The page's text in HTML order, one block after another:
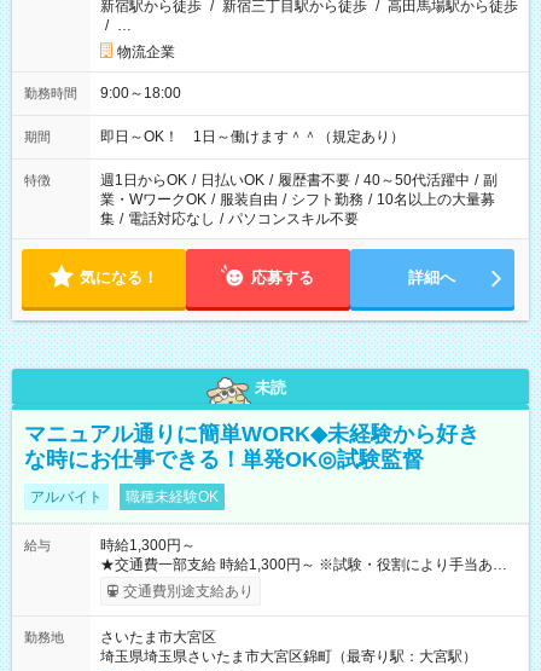
新宿駅から徒歩 / 新宿三丁目駅から徒歩 / 高田馬場駅から徒歩
/ …
物流企業
勤務時間 9:00～18:00
期間 即日～OK！ 1日～働けます＾＾（規定あり）
特徴 週1日からOK / 日払いOK / 履歴書不要 / 40～50代活躍中 / 副
業・WワークOK / 服装自由 / シフト勤務 / 10名以上の大量募
集 / 電話対応なし / パソコンスキル不要
気になる！ 応募する 詳細へ
未読
マニュアル通りに簡単WORK◆未経験から好き
な時にお仕事できる！単発OK◎試験監督
アルバイト 職種未経験OK
給与
時給1,300円～
★交通費一部支給 時給1,300円～ ※試験・役割により手当あり
※勤務回数により昇給あり 【即給（前払い）オプションあ
り！】 希望される場合、勤務から1週間ほどで給与の一部を受け
例】 ・河合塾模擬試験 8:30～17:30（休憩1時間） 時給1,300円
×8時間＝日収10,400円＋交通費 ※当日の役割により時給＋100
交通費別途支給あり
勤務地
さいたま市大宮区
埼玉県埼玉県さいたま市大宮区錦町（最寄り駅：大宮駅）